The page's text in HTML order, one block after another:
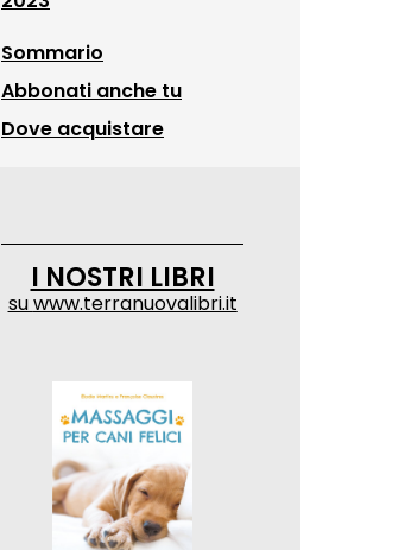
Sommario
Abbonati anche tu
Dove acquistare
I NOSTRI LIBRI
suwww.terranuovalibri.it